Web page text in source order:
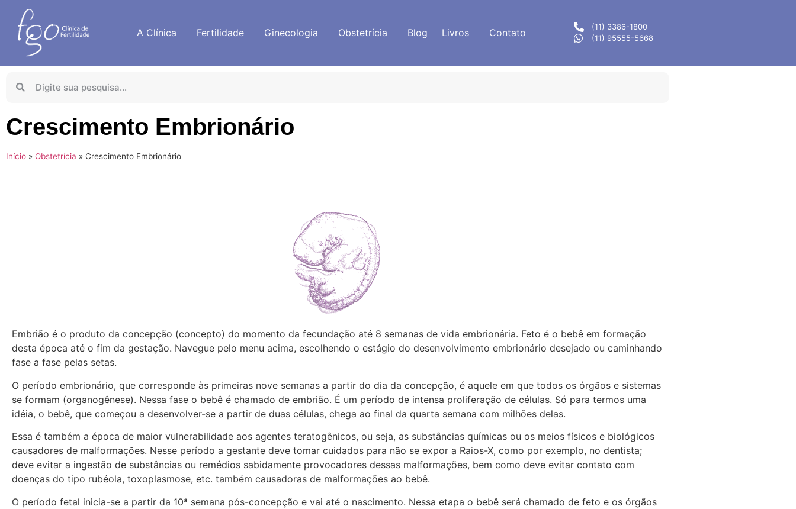
A Clínica Fertilidade Ginecologia Obstetrícia Blog Livros Contato
(11) 3386-1800
(11) 95555-5668
Crescimento Embrionário
Início » Obstetrícia » Crescimento Embrionário
Embrião é o produto da concepção (concepto) do momento da fecundação até 8 semanas de vida embrionária. Feto é o bebê em formação
desta época até o fim da gestação. Navegue pelo menu acima, escolhendo o estágio do desenvolvimento embrionário desejado ou caminhando
fase a fase pelas setas.
O período embrionário, que corresponde às primeiras nove semanas a partir do dia da concepção, é aquele em que todos os órgãos e sistemas
se formam (organogênese). Nessa fase o bebê é chamado de embrião. É um período de intensa proliferação de células. Só para termos uma
idéia, o bebê, que começou a desenvolver-se a partir de duas células, chega ao final da quarta semana com milhões delas.
Essa é também a época de maior vulnerabilidade aos agentes teratogênicos, ou seja, as substâncias químicas ou os meios físicos e biológicos
causadores de malformações. Nesse período a gestante deve tomar cuidados para não se expor a Raios-X, como por exemplo, no dentista;
deve evitar a ingestão de substâncias ou remédios sabidamente provocadores dessas malformações, bem como deve evitar contato com
doenças do tipo rubéola, toxoplasmose, etc. também causadoras de malformações ao bebê.
O período fetal inicia-se a partir da 10ª semana pós-concepção e vai até o nascimento. Nessa etapa o bebê será chamado de feto e os órgãos